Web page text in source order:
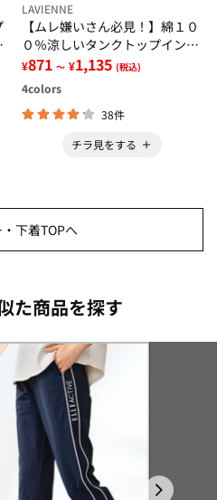
LAVIENNE
【ムレ嫌いさん必見！】綿１０
０％涼しいタンクトップインナ
ー＜さらりラボ＞
¥871 ～ ¥1,135 (税込)
4colors
38件
チラ見をする
下着TOPへ
た商品を探す